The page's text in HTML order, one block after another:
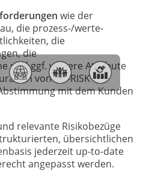
wie der
die prozess-/werte-
die
die
und ggf. weitere Attribute
von CO-RISK
mit dem Kunden
relevante Risikobezüge
übersichtlichen
jederzeit up-to-date
angepasst werden.